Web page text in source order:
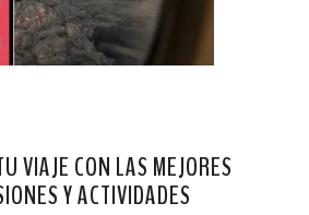
VIAJE CON LAS MEJORES
Y ACTIVIDADES